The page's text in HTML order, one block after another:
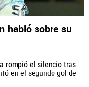
habló sobre su
rompió el silencio tras
en el segundo gol de